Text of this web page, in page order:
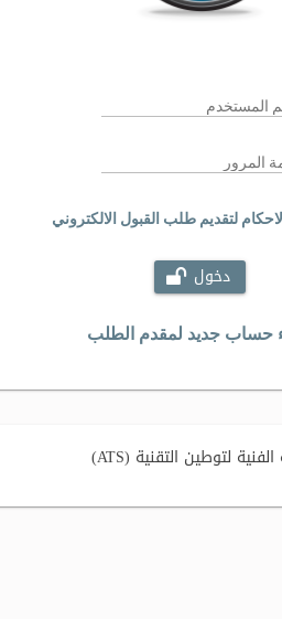
لتقديم طلب القبول الالكتروني
دخول
حساب جديد لمقدم الطلب